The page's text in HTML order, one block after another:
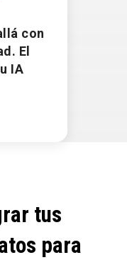
con
El
IA
tus
para